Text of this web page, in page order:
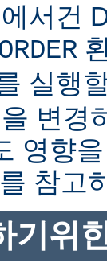
서건
실행
변경
영향
참고
기위